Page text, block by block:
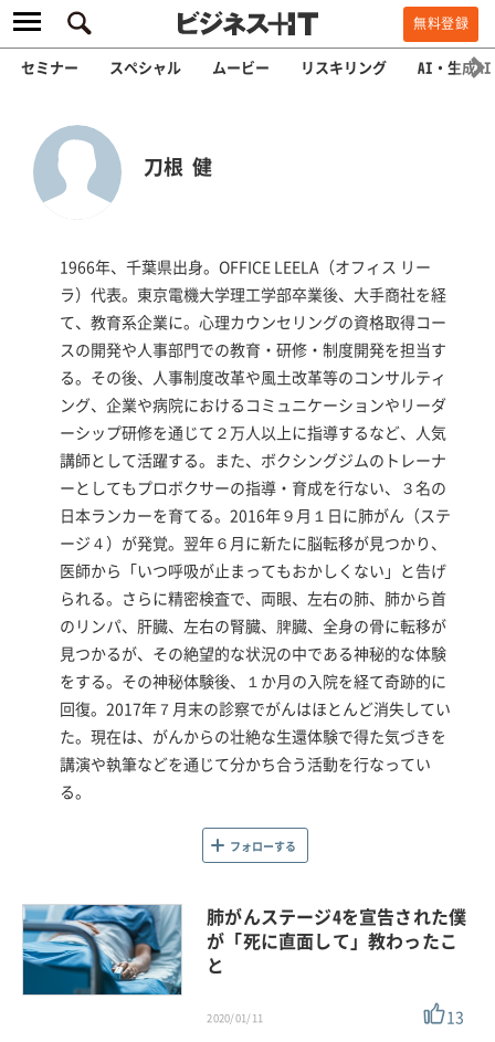
無料登録
セミナー スペシャル ムービー リスキリング AI・生成AI
刀根 健
1966年、千葉県出身。OFFICE LEELA（オフィス リー
ラ）代表。東京電機大学理工学部卒業後、大手商社を経
て、教育系企業に。心理カウンセリングの資格取得コー
スの開発や人事部門での教育・研修・制度開発を担当す
る。その後、人事制度改革や風土改革等のコンサルティ
ング、企業や病院におけるコミュニケーションやリーダ
ーシップ研修を通じて２万人以上に指導するなど、人気
講師として活躍する。また、ボクシングジムのトレーナ
ーとしてもプロボクサーの指導・育成を行ない、３名の
日本ランカーを育てる。2016年９月１日に肺がん（ステ
ージ４）が発覚。翌年６月に新たに脳転移が見つかり、
医師から「いつ呼吸が止まってもおかしくない」と告げ
られる。さらに精密検査で、両眼、左右の肺、肺から首
のリンパ、肝臓、左右の腎臓、脾臓、全身の骨に転移が
見つかるが、その絶望的な状況の中である神秘的な体験
をする。その神秘体験後、１か月の入院を経て奇跡的に
回復。2017年７月末の診察でがんはほとんど消失してい
た。現在は、がんからの壮絶な生還体験で得た気づきを
講演や執筆などを通じて分かち合う活動を行なってい
る。
フォローする
肺がんステージ4を宣告された僕
が「死に直面して」教わったこ
と
2020/01/11 13